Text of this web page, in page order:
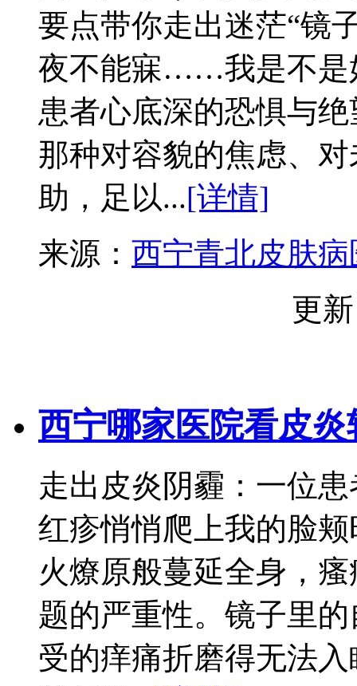
要点带你走出迷茫“镜
夜不能寐……我是不是
患者心底深的恐惧与
那种对容貌的焦虑、
助，足以...[详情]
来源： 西宁青北皮肤病
更
西宁哪家医院看皮炎
走出皮炎阴霾：一位
红疹悄悄爬上我的脸
火燎原般蔓延全身，
题的严重性。镜子里
受的痒痛折磨得无法